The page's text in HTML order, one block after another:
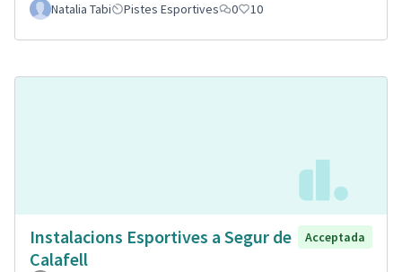
Natalia Tabi Pistes Esportives 0 10
Instalacions Esportives a Segur de
Calafell
Acceptada